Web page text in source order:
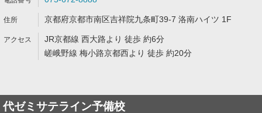
京都府京都市南区吉祥院九条町39-7 洛南ハイツ 1F
JR京都線 西大路より 徒歩 約6分
嵯峨野線 梅小路京都西より 徒歩 約20分
代ゼミサテライン予備校